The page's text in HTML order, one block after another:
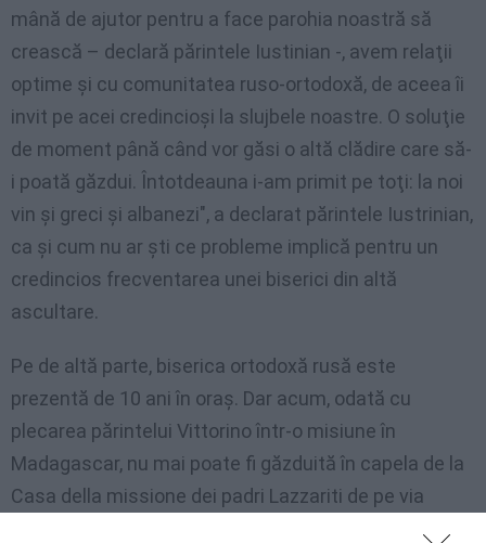
mână de ajutor pentru a face parohia noastră să
crească – declară părintele Iustinian -, avem relaţii
optime şi cu comunitatea ruso-ortodoxă, de aceea îi
invit pe acei credincioşi la slujbele noastre. O soluţie
de moment până când vor găsi o altă clădire care să-
i poată găzdui. Întotdeauna i-am primit pe toţi: la noi
vin şi greci şi albanezi", a declarat părintele Iustrinian,
ca şi cum nu ar şti ce probleme implică pentru un
credincios frecventarea unei biserici din altă
ascultare.
Pe de altă parte, biserica ortodoxă rusă este
prezentă de 10 ani în oraş. Dar acum, odată cu
plecarea părintelui Vittorino într-o misiune în
Madagascar, nu mai poate fi găzduită în capela de la
Casa della missione dei padri Lazzariti de pe via